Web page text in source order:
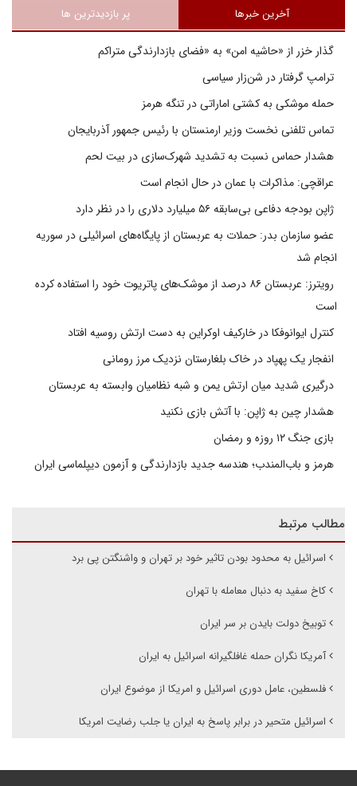
آخرین خبرها پر بازدیدترین ها
گذار خزر از «حاشیه امن» به «فضای بازدارندگی متراکم
ترامپ گرفتار در شن‌زار سیاسی
حمله موشکی به کشتی اماراتی در تنگه هرمز
تماس تلفنی نخست وزیر ارمنستان با رئیس جمهور آذربایجان
هشدار حماس نسبت به تشدید شهرک‌سازی در بیت‌ لحم
عراقچی: مذاکرات با عمان در حال انجام است
ژاپن بودجه دفاعی بی‌سابقه ۵۶ میلیارد دلاری را در نظر دارد
عضو سازمان بدر: حملات به عربستان از پایگاه‌های اسرائیلی در سوریه
انجام شد
رویترز: عربستان ۸۶ درصد از موشک‌های پاتریوت خود را استفاده کرده
است
کنترل ایوانوفکا در خارکیف اوکراین به دست ارتش روسیه افتاد
انفجار یک پهپاد در خاک بلغارستان نزدیک مرز رومانی
درگیری شدید میان ارتش یمن و شبه نظامیان وابسته به عربستان
هشدار چین به ژاپن: با آتش بازی نکنید
بازی جنگ ۱۲ روزه و رمضان
هرمز و باب‌المندب؛ هندسه جدید بازدارندگی و آزمون دیپلماسی ایران
مطالب مرتبط
اسرائیل به محدود بودن تاثیر خود بر تهران و واشنگتن پی برد
کاخ سفید به دنبال معامله با تهران
توبیخ دولت بایدن بر سر ایران
آمریکا نگران حمله غافلگیرانه اسرائیل به ایران
فلسطین، عامل دوری اسرائیل و امریکا از موضوع ایران
اسرائیل متحیر در برابر پاسخ به ایران یا جلب رضایت امریکا